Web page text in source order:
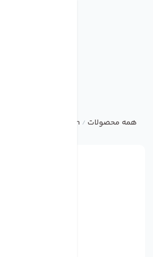
همه محصولات /
damandeh